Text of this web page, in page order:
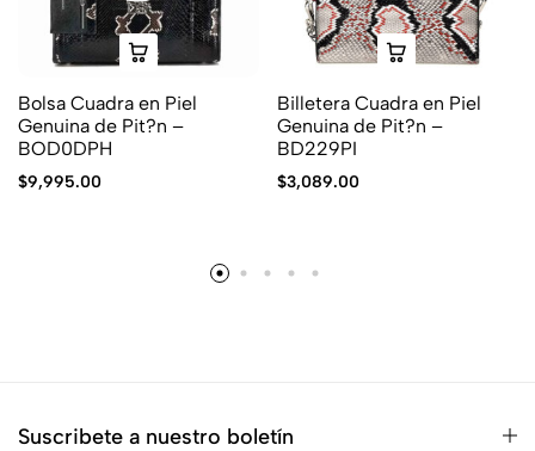
Bolsa Cuadra en Piel
Genuina de Pit?n –
BOD0DPH
$9,995.00
Billetera Cuadra en Piel
Genuina de Pit?n –
BD229PI
$3,089.00
Suscribete a nuestro boletín